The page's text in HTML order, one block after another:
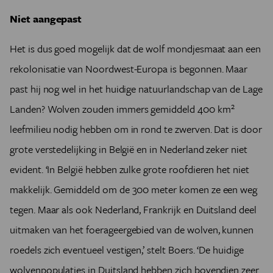
Niet aangepast
Het is dus goed mogelijk dat de wolf mondjesmaat aan een
rekolonisatie van Noordwest-Europa is begonnen. Maar
past hij nog wel in het huidige natuurlandschap van de Lage
Landen? Wolven zouden immers gemiddeld 400 km2
leefmilieu nodig hebben om in rond te zwerven. Dat is door
grote verstedelijking in België en in Nederland zeker niet
evident. ‘In België hebben zulke grote roofdieren het niet
makkelijk. Gemiddeld om de 300 meter komen ze een weg
tegen. Maar als ook Nederland, Frankrijk en Duitsland deel
uitmaken van het foerageergebied van de wolven, kunnen
roedels zich eventueel vestigen,’ stelt Boers. ‘De huidige
wolvenpopulaties in Duitsland hebben zich bovendien zeer